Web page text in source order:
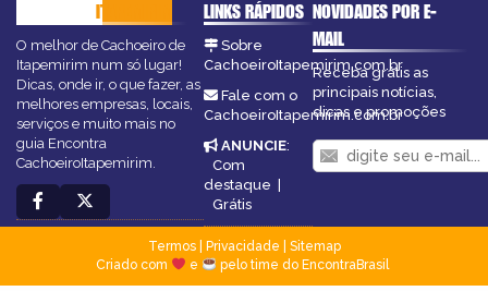
ITAPEMIRIM
O melhor de Cachoeiro de
Itapemirim num só lugar!
Dicas, onde ir, o que fazer, as
melhores empresas, locais,
serviços e muito mais no
guia Encontra
CachoeiroItapemirim.
LINKS RÁPIDOS
Sobre
CachoeiroItapemirim.com.br
Fale com o
CachoeiroItapemirim.com.br
ANUNCIE:
Com
destaque |
Grátis
NOVIDADES POR E-
MAIL
Receba grátis as
principais notícias,
dicas e promoções
Termos| Privacidade
Sitemap
Criado com
e pelo time do EncontraBrasil